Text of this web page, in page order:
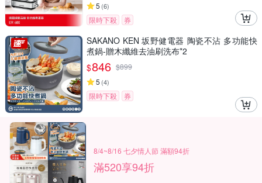
5 (6)
限時下殺 券
SAKANO KEN 坂野健電器 陶瓷不沾 多功能快
煮鍋-贈木纖維去油刷洗布*2
$846 $899
5 (4)
限時下殺 券
8/4~8/16 七夕情人節 滿額94折
滿520享94折